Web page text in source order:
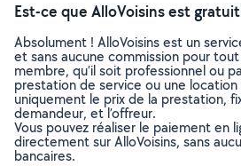
Est-ce que AlloVoisins est
Absolument ! AlloVoisins est un
et sans aucune commission pour
membre, qu’il soit professionnel ou
prestation de service ou une location
uniquement le prix de la prestation,
demandeur, et l’offreur.
Vous pouvez réaliser le paiement en
directement sur AlloVoisins, sans
bancaires.